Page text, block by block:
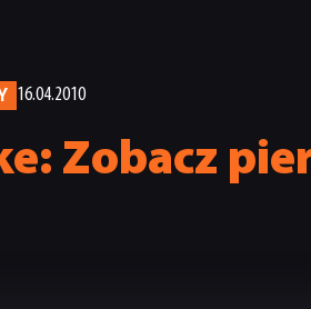
16.04.2010
Zobacz